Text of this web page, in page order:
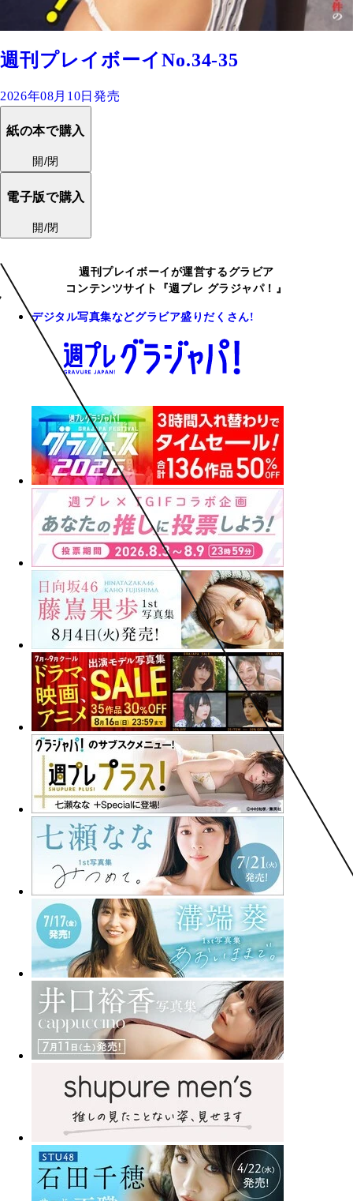
週刊プレイボーイNo.34-35
2026年08月10日発売
紙の本で購入
開/閉
電子版で購入
開/閉
週刊プレイボーイが運営するグラビア
コンテンツサイト『週プレ グラジャパ！』
デジタル写真集などグラビア盛りだくさん!